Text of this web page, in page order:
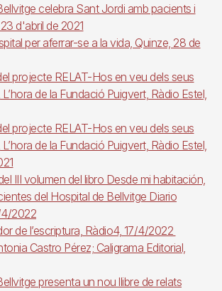
celebra Sant Jordi amb pacients i
d'abril de 2021
per aferrar-se a la vida, Quinze, 28 de
projecte RELAT-Hos en veu dels seus
de la Fundació Puigvert, Ràdio Estel,
projecte RELAT-Hos en veu dels seus
de la Fundació Puigvert, Ràdio Estel,
III volumen del libro Desde mi habitación,
del Hospital de Bellvitge Diario
4/2022
de l’escriptura, Ràdio4, 17/4/2022
Castro Pérez; Caligrama Editorial,
presenta un nou llibre de relats